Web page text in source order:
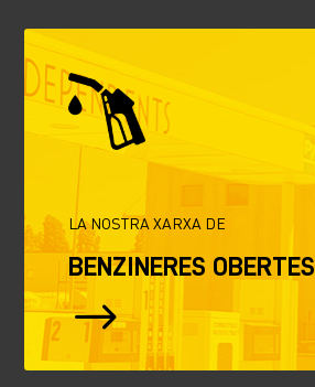
LA NOSTRA XARXA DE
BENZINERES OBERTES
$